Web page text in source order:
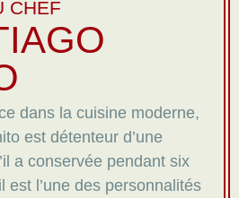
CHEF
dans la cuisine moderne,
est détenteur d’une
a conservée pendant six
est l’une des personnalités